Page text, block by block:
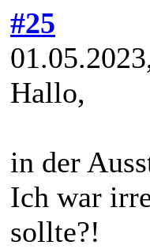
#25
Hallo,
in der
Ich war
sollte?!